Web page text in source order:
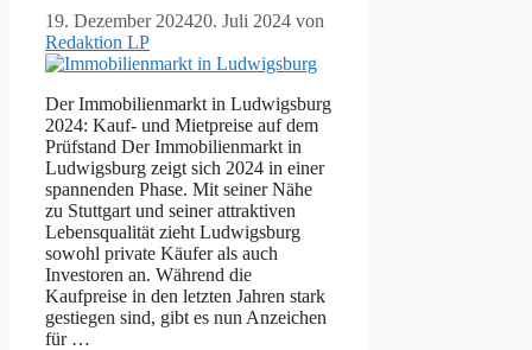
19. Dezember 202420. Juli 2024 von
Redaktion LP
Der Immobilienmarkt in Ludwigsburg
2024: Kauf- und Mietpreise auf dem
Prüfstand Der Immobilienmarkt in
Ludwigsburg zeigt sich 2024 in einer
spannenden Phase. Mit seiner Nähe
zu Stuttgart und seiner attraktiven
Lebensqualität zieht Ludwigsburg
sowohl private Käufer als auch
Investoren an. Während die
Kaufpreise in den letzten Jahren stark
gestiegen sind, gibt es nun Anzeichen
für …